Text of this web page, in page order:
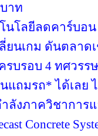
าท
โลยีลดคาร์บอน
ยนเกม ดันตลา
บรอบ 4 ทศวรร
ถมรถ* ได้เลย
ลังภาควิชาการ
Concrete